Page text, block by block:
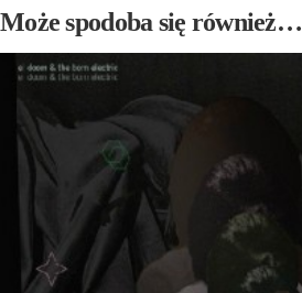
Może spodoba się również…